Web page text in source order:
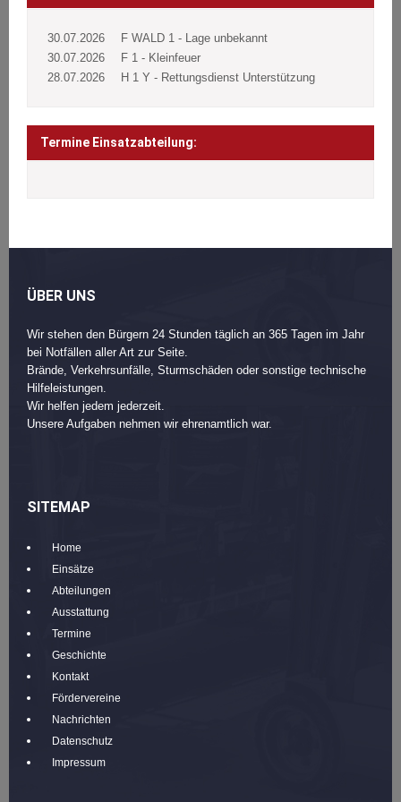
30.07.2026
F WALD 1 - Lage unbekannt
30.07.2026
F 1 - Kleinfeuer
28.07.2026
H 1 Y - Rettungsdienst Unterstützung
Termine Einsatzabteilung:
ÜBER UNS
Wir stehen den Bürgern 24 Stunden täglich an 365 Tagen im Jahr
bei Notfällen aller Art zur Seite.
Brände, Verkehrsunfälle, Sturmschäden oder sonstige technische
Hilfeleistungen.
Wir helfen jedem jederzeit.
Unsere Aufgaben nehmen wir ehrenamtlich war.
SITEMAP
Home
Einsätze
Abteilungen
Ausstattung
Termine
Geschichte
Kontakt
Fördervereine
Nachrichten
Datenschutz
Impressum